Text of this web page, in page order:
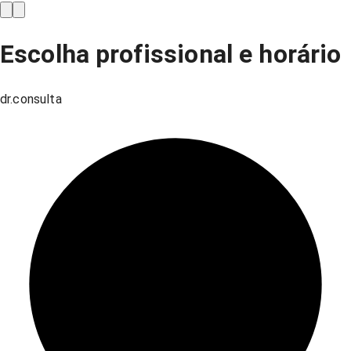
Escolha profissional e horário
dr.consulta